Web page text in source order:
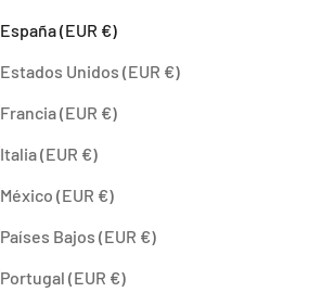
España (EUR €)
Estados Unidos (EUR €)
Francia (EUR €)
Italia (EUR €)
México (EUR €)
Países Bajos (EUR €)
Portugal (EUR €)